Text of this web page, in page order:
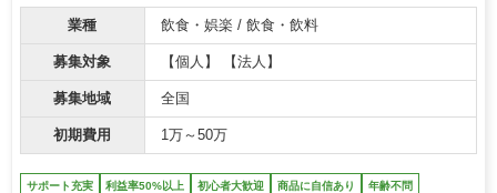
業種 飲食・娯楽 / 飲食・飲料
募集対象 【個人】 【法人】
募集地域 全国
初期費用 1万～50万
サポート充実 利益率50%以上 初心者大歓迎 商品に自信あり 年齢不問